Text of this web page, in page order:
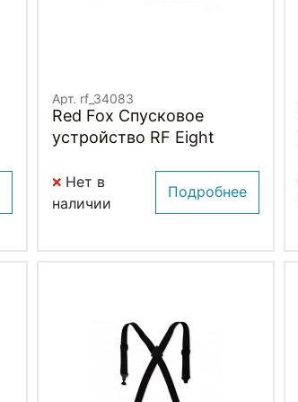
Арт. rf_34083
Red Fox Спусковое
устройство RF Eight
Нет в
наличии
Подробнее